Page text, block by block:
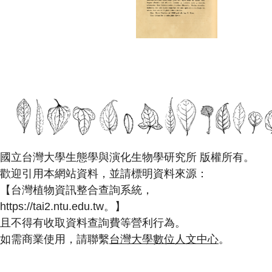
國立台灣大學生態學與演化生物學研究所 版權所有。
歡迎引用本網站資料，並請標明資料來源：
【台灣植物資訊整合查詢系統，
https://tai2.ntu.edu.tw。】
且不得有收取資料查詢費等營利行為。
如需商業使用，請聯繫台灣大學數位人文中心。